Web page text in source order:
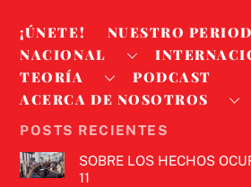
¡ÚNETE!
NUESTRO
NACIONAL
TEORÍA
PODCAST
ACERCA DE NOSOTROS
POSTS RECIENTES
SOBRE LOS HECHOS
11